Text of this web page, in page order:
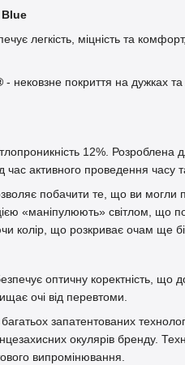
легкість, міцність та
- нековзне покриття на дужках
12%. Розроблена
час активного проведення часу
побачити те, що ви могли
«маніпулюють» світлом, що
колір, що розкриває очам ще
оптичну коректність, що
очі від перевтоми.
запатентованих
окулярів бренду.
випромінювання.